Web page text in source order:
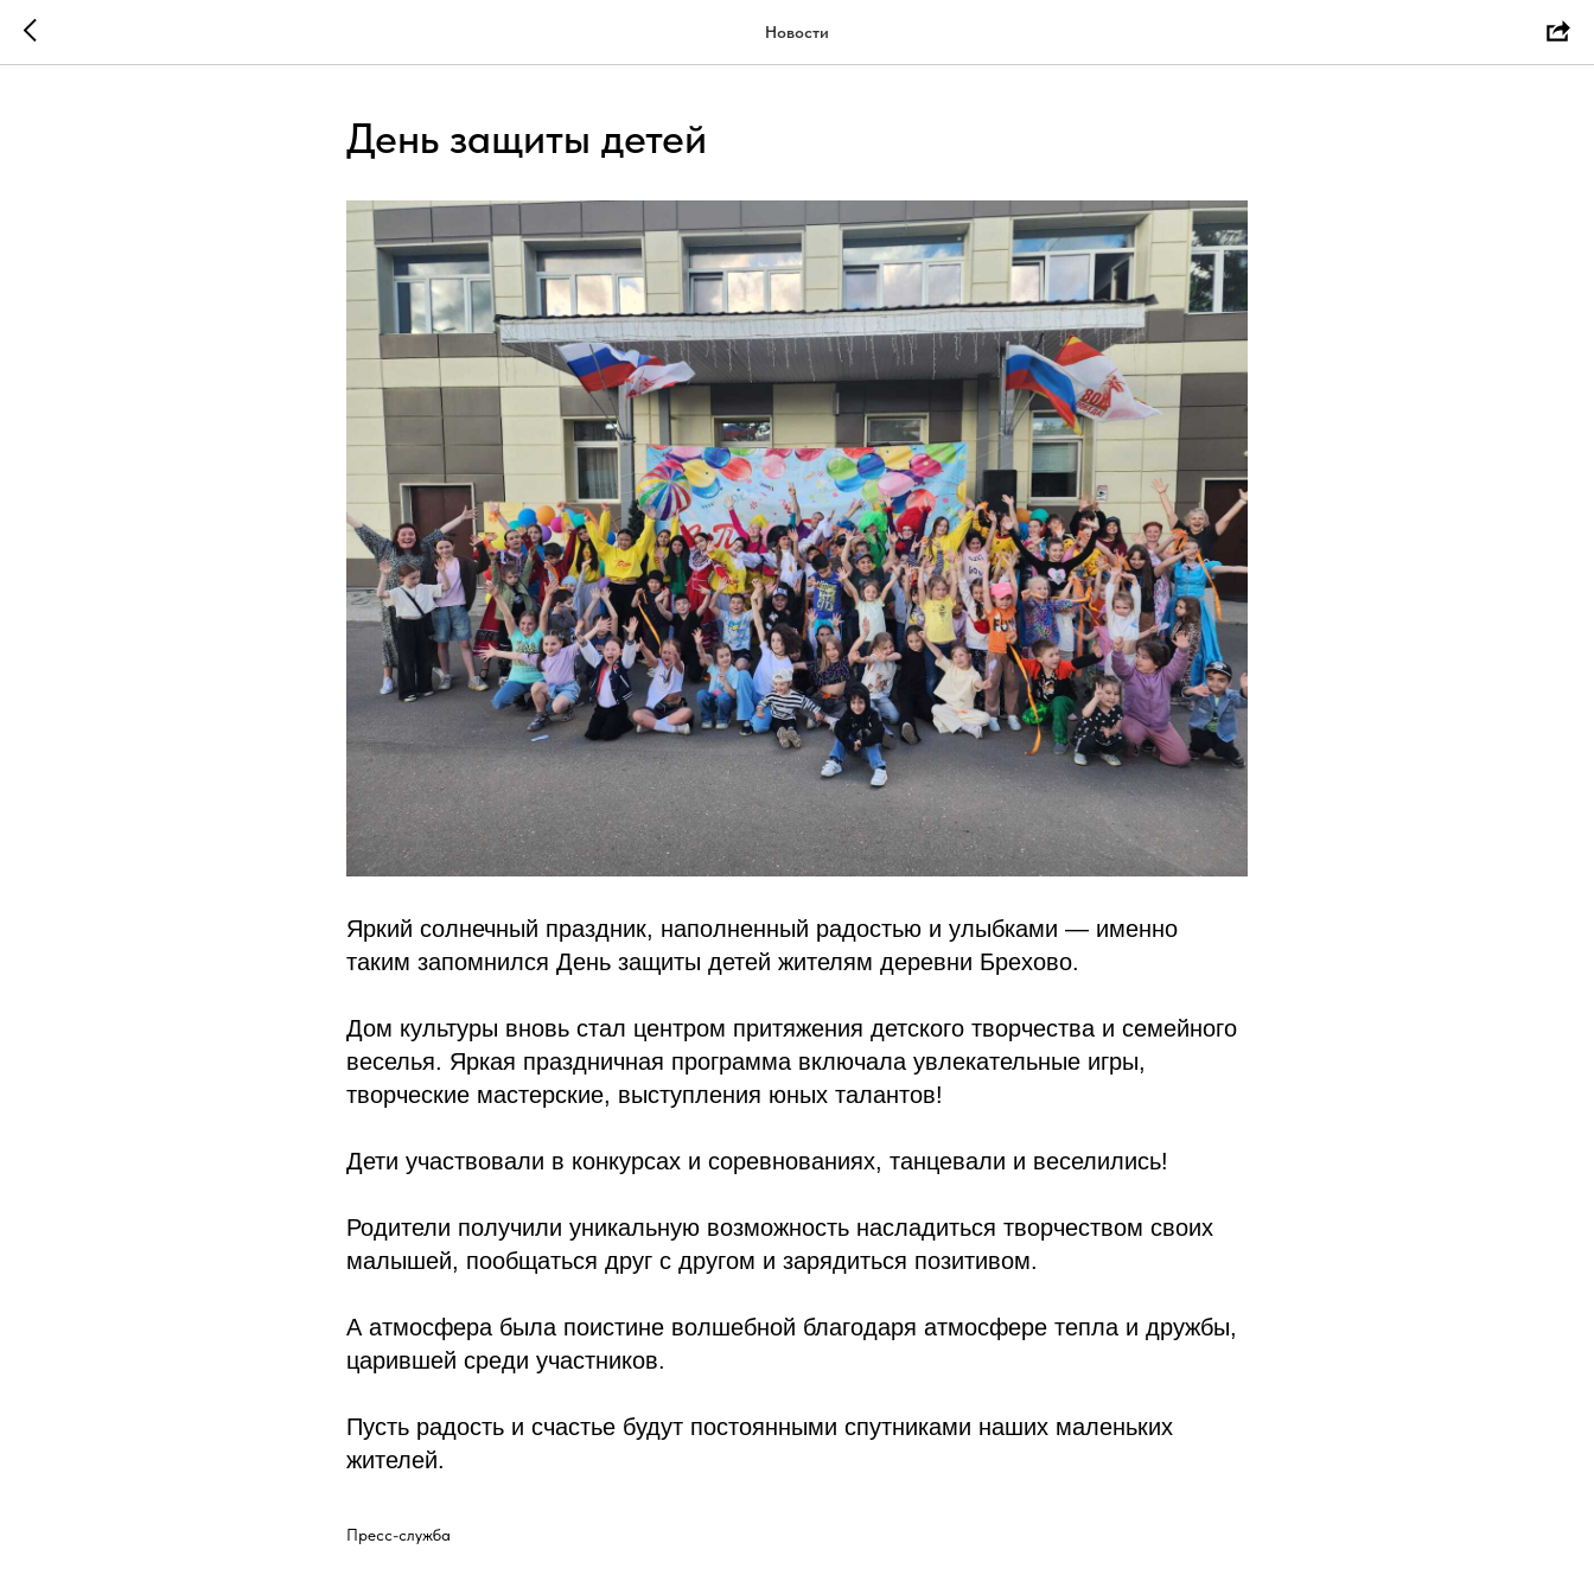
Новости
День защиты детей
Яркий солнечный праздник, наполненный радостью и улыбками — именно
таким запомнился День защиты детей жителям деревни Брехово.
Дом культуры вновь стал центром притяжения детского творчества и семейного
веселья. Яркая праздничная программа включала увлекательные игры,
творческие мастерские, выступления юных талантов!
Дети участвовали в конкурсах и соревнованиях, танцевали и веселились!
Родители получили уникальную возможность насладиться творчеством своих
малышей, пообщаться друг с другом и зарядиться позитивом.
А атмосфера была поистине волшебной благодаря атмосфере тепла и дружбы,
царившей среди участников.
Пусть радость и счастье будут постоянными спутниками наших маленьких
жителей.
Пресс-служба